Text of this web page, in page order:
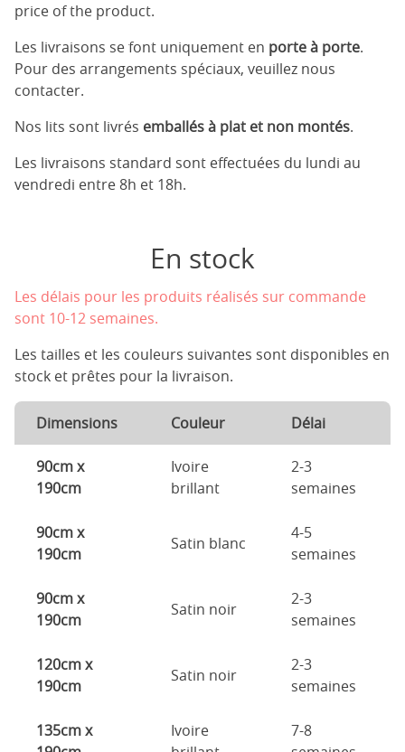
price of the product.
Les livraisons se font uniquement en porte à porte.
Pour des arrangements spéciaux, veuillez nous
contacter.
Nos lits sont livrés emballés à plat et non montés.
Les livraisons standard sont effectuées du lundi au
vendredi entre 8h et 18h.
En stock
Les délais pour les produits réalisés sur commande
sont 10-12 semaines.
Les tailles et les couleurs suivantes sont disponibles en
stock et prêtes pour la livraison.
Dimensions Couleur Délai
90cm x
190cm
Ivoire
brillant
2-3
semaines
90cm x
190cm
Satin blanc
4-5
semaines
90cm x
190cm
Satin noir
2-3
semaines
120cm x
190cm
Satin noir
2-3
semaines
135cm x
Ivoire
7-8